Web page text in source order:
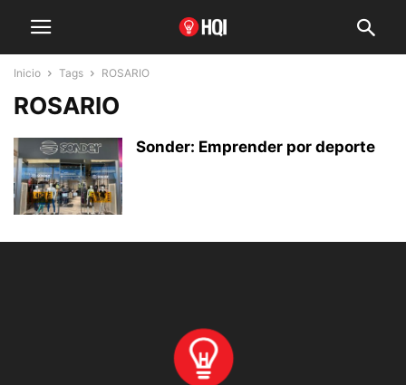
Inicio Tags ROSARIO
ROSARIO
Sonder: Emprender por deporte